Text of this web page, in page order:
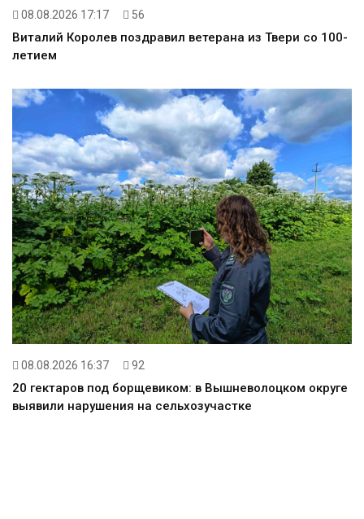
08.08.2026 17:17 56
Виталий Королев поздравил ветерана из Твери со 100-
летием
08.08.2026 16:37 92
20 гектаров под борщевиком: в Вышневолоцком округе
выявили нарушения на сельхозучастке